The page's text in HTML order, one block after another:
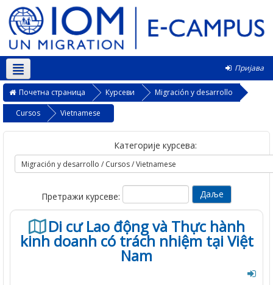
Пријава
Српски ‎(sr_cr)‎
Почетна страница Курсеви
Migración y desarrollo
Cursos
Vietnamese
Категорије курсева:
Претражи курсеве:
Di cư Lao động và Thực hành
kinh doanh có trách nhiệm tại Việt
Nam